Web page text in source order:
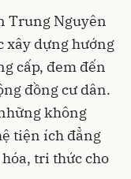
Trung Nguyên
xây dựng hướng
cấp, đem đến
đồng cư dân.
không
tiện ích đẳng
tri thức cho